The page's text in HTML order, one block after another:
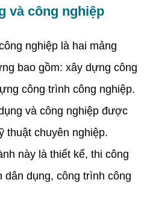
và công nghiệp
nghiệp là hai mảng
bao gồm: xây dựng công
công trình công nghiệp.
và công nghiệp được
thuật chuyên nghiệp.
này là thiết kế, thi công
dân dụng, công trình công